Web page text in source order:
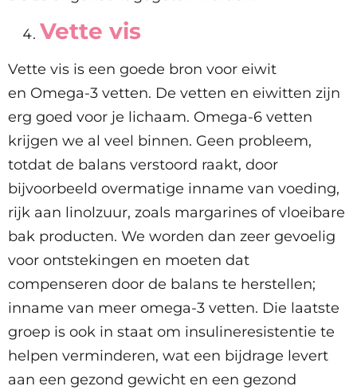
Vette vis
Vette vis is een goede bron voor eiwit
en Omega-3 vetten. De vetten en eiwitten zijn
erg goed voor je lichaam. Omega-6 vetten
krijgen we al veel binnen. Geen probleem,
totdat de balans verstoord raakt, door
bijvoorbeeld overmatige inname van voeding,
rijk aan linolzuur, zoals margarines of vloeibare
bak producten. We worden dan zeer gevoelig
voor ontstekingen en moeten dat
compenseren door de balans te herstellen;
inname van meer omega-3 vetten. Die laatste
groep is ook in staat om insulineresistentie te
helpen verminderen, wat een bijdrage levert
aan een gezond gewicht en een gezond